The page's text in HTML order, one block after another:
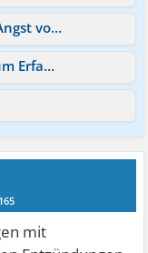
Nierenbeckenentzündung :( Nun Angst vor Nierenversagen
Mittwoch Darmspiegelung / Bitte um Erfahrungen
165
mit